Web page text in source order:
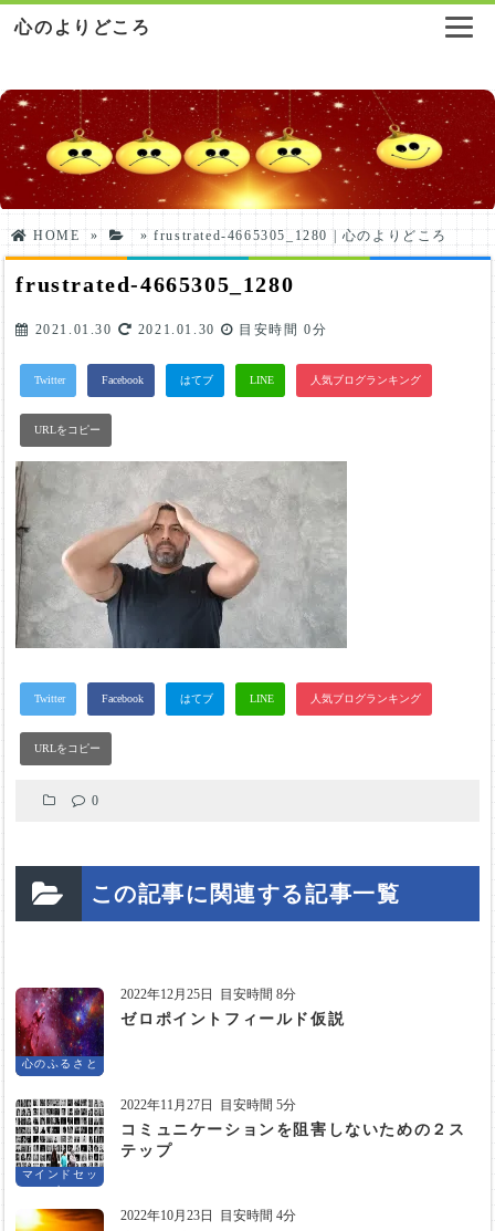
心のよりどころ
HOME » »frustrated-4665305_1280 | 心のよりどころ
frustrated-4665305_1280
2021.01.30 2021.01.30 目安時間0分
0
この記事に関連する記事一覧
心のふるさと
2022年12月25日 目安時間 8分
ゼロポイントフィールド仮説
マインドセッ
ト
2022年11月27日 目安時間 5分
コミュニケーションを阻害しないための２ス
テップ
2022年10月23日 目安時間 4分